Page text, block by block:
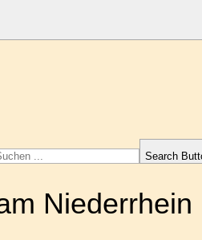
Search
Niederrhein